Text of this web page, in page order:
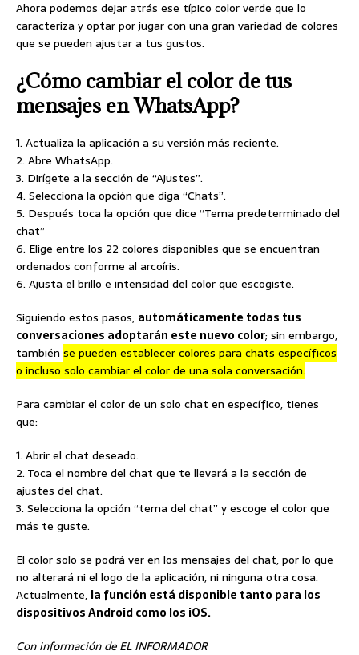
Ahora podemos dejar atrás ese típico color verde que lo
caracteriza y optar por jugar con una gran variedad de colores
que se pueden ajustar a tus gustos.
¿Cómo cambiar el color de tus
mensajes en WhatsApp?
1. Actualiza la aplicación a su versión más reciente.
2. Abre WhatsApp.
3. Dirígete a la sección de “Ajustes”.
4. Selecciona la opción que diga “Chats”.
5. Después toca la opción que dice “Tema predeterminado del
chat”
6. Elige entre los 22 colores disponibles que se encuentran
ordenados conforme al arcoíris.
6. Ajusta el brillo e intensidad del color que escogiste.
Siguiendo estos pasos, automáticamente todas tus
conversaciones adoptarán este nuevo color; sin embargo,
también se pueden establecer colores para chats específicos
o incluso solo cambiar el color de una sola conversación.
Para cambiar el color de un solo chat en específico, tienes
que:
1. Abrir el chat deseado.
2. Toca el nombre del chat que te llevará a la sección de
ajustes del chat.
3. Selecciona la opción “tema del chat” y escoge el color que
más te guste.
El color solo se podrá ver en los mensajes del chat, por lo que
no alterará ni el logo de la aplicación, ni ninguna otra cosa.
Actualmente, la función está disponible tanto para los
dispositivos Android como los iOS.
Con información de EL INFORMADOR